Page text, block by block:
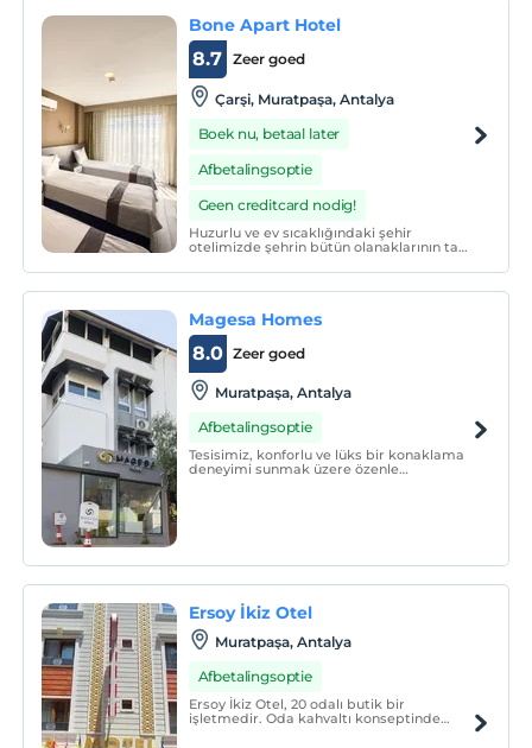
Bone Apart Hotel
Zeer goed
8.7
Çarşi, Muratpaşa, Antalya
Boek nu, betaal later
Afbetalingsoptie
Geen creditcard nodig!
Huzurlu ve ev sıcaklığındaki şehir
otelimizde şehrin bütün olanaklarının tam
tatilinizi unutulmaz anılar eşliğinde
deneyimleyebilirsiniz
Magesa Homes
Zeer goed
8.0
Muratpaşa, Antalya
Afbetalingsoptie
Tesisimiz, konforlu ve lüks bir konaklama
deneyimi sunmak üzere özenle
Ersoy İkiz Otel
Muratpaşa, Antalya
Afbetalingsoptie
Ersoy İkiz Otel, 20 odalı butik bir
işletmedir. Oda kahvaltı konseptinde